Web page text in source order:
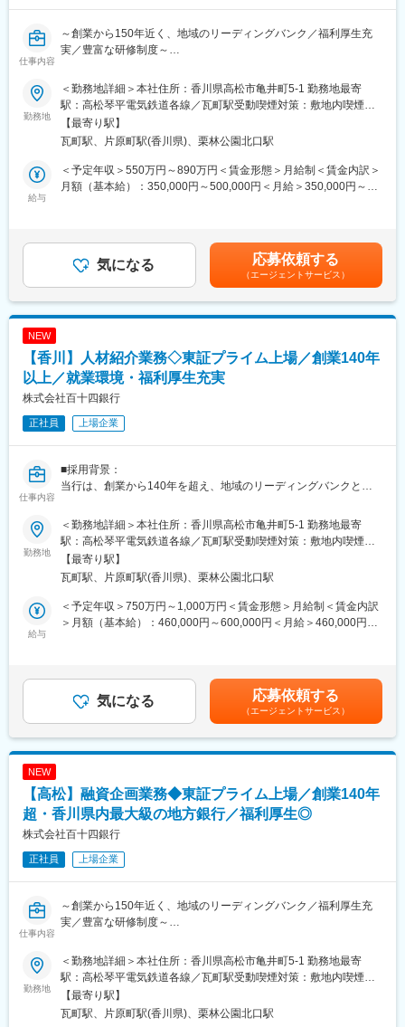
◇ サポートメニュー
適なプランをご提案します。
さい）
な”と一緒に環境・社会価値の向上したウェルピーイングな社会を
創っていきます。
＜その実現に向けて＞
◇私たちは「金融サービスの高度化」と「非金融の領域拡大」に
より総合コンサルティング・グループとしての機能を進化させ、
お客さま・地域の課題解決力をさらに強化していきます。
変更の範囲：当行業務全般 （詳細は、面談・面接時にご確認くだ
さい）
仕事内容
～創業から150年近く、地域のリーディングバンク／福利厚生充
実／豊富な研修制度～
■業務内容：
◇有価証券等（国内外の債券・株式・投資信託・デリバティブを
使った商品）の運用
◇外国為替に関する取引などの市場性資金取引
◇市場調査などの分析業務
◇新規運用手法の検討 など
和、平成の四代にわたり、香川県経済の中心として、常にゆるぎ
ない基盤と信用を培って続いてきた伝統ある銀行です。
＜私たちが実現したいこと＞
◇私たちの存在意義は、お客さま・地域と対話を重ね、知恵を出
し、汗をかき、その課題解決に全力を尽くすことで、“地域のみん
◇お客さま・地域の課題が多様化・複雑化する中、私たちはその
創っていきます。
◇私たちは「金融サービスの高度化」と「非金融の領域拡大」に
より総合コンサルティング・グループとしての機能を進化させ、
お客さま・地域の課題解決力をさらに強化していきます。
さい）
勤務地
＜勤務地詳細＞本社住所：香川県高松市亀井町5-1 勤務地最寄
駅：高松琴平電気鉄道各線／瓦町駅受動喫煙対策：敷地内喫煙可
能場所あり変更の範囲：会社の定める事業所
【最寄り駅】
瓦町駅、片原町駅(香川県)、栗林公園北口駅
給与
＜予定年収＞550万円～890万円＜賃金形態＞月給制＜賃金内訳＞
月額（基本給）：350,000円～500,000円＜月給＞350,000円～
目安の金額であり、選考を通じて上下する可能性があります。月
給(月額)は固定手当を含めた表記です。
気になる 応募依頼する
（エージェントサービス）
NEW
【香川】人材紹介業務◇東証プライム上場／創業140年
以上／就業環境・福利厚生充実
株式会社百十四銀行
正社員 上場企業
仕事内容
■採用背景：
当行は、創業から140年を超え、地域のリーディングバンクとし
す。
現在は、「長期ビジョン2030」で、総合コンサルティンググルー
プへの進化を掲げています。コンサルティング機能の強化と新事
業領域の探索により、課題解決能力の強化を図るため、キャリア
採用を積極的に実施しています。
■業務概要：
本部営業部門の中核を担うコンサルティング部において、経験や
知識を活かしてプロフェッショナル人材を目指せる環境です。
コンサルティング部は、外部出向経験者やキャリア採用者等の多
■業務詳細：
◇ 背景
地域企業の持続的な成長、地域経済の活性化を実現するために最
ウ、経験を有する人材を確保することが必要です。
・後継者が不在で、社内に任せる人材が育っていない
・親族が事業承継したが、若い社長のサポートをできる経営陣が
・社内に幹部候補の人材が見当たらず外部から招聘したい
・各部門を束ねる管理職がいない
・実務経験が豊富な即戦力がいない
・新規事業を立ち上げたいが社内に適任者がいない
勤務地
＜勤務地詳細＞本社住所：香川県高松市亀井町5-1 勤務地最寄
駅：高松琴平電気鉄道各線／瓦町駅受動喫煙対策：敷地内喫煙可
能場所あり変更の範囲：会社の定める事業所
【最寄り駅】
瓦町駅、片原町駅(香川県)、栗林公園北口駅
給与
＜予定年収＞750万円～1,000万円＜賃金形態＞月給制＜賃金内訳
＞月額（基本給）：460,000円～600,000円＜月給＞460,000円～
目安の金額であり、選考を通じて上下する可能性があります。月
給(月額)は固定手当を含めた表記です。
気になる 応募依頼する
（エージェントサービス）
NEW
【高松】融資企画業務◆東証プライム上場／創業140年
超・香川県内最大級の地方銀行／福利厚生◎
株式会社百十四銀行
正社員 上場企業
仕事内容
～創業から150年近く、地域のリーディングバンク／福利厚生充
実／豊富な研修制度～
■業務内容：
◇融資関連システム（融資支援・融資審査・不動産担保評価等）
の企画・開発・運営・管理業務
◇AI等デジタル技術を活用した融資業務の高度化等に向けた企
画・運営
勤務地
＜勤務地詳細＞本社住所：香川県高松市亀井町5-1 勤務地最寄
駅：高松琴平電気鉄道各線／瓦町駅受動喫煙対策：敷地内喫煙可
能場所あり変更の範囲：会社の定める事業所
【最寄り駅】
瓦町駅、片原町駅(香川県)、栗林公園北口駅